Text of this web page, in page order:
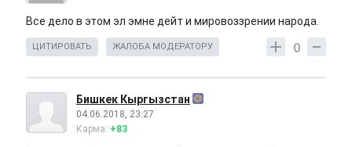
Все дело в этом эл эмне дейт и мировоззрении народа.
0
ЦИТИРОВАТЬ ЖАЛОБА МОДЕРАТОРУ
Бишкек Кыргызстан
04.06.2018, 23:27
Карма: +83